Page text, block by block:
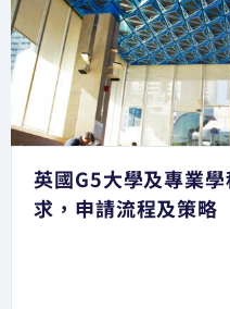
英國G5大學及專業
求，申請流程及策略